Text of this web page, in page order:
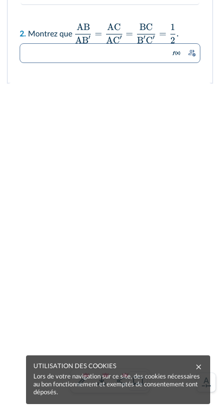
2. Montrez que
AB′
AB
=
AC′
AC
=
B′C′
BC
=
2
1
.
UTILISATION DES COOKIES
Lors de votre navigation sur ce site, des cookies nécessaires
au bon fonctionnement et exemptés de consentement sont
déposés.